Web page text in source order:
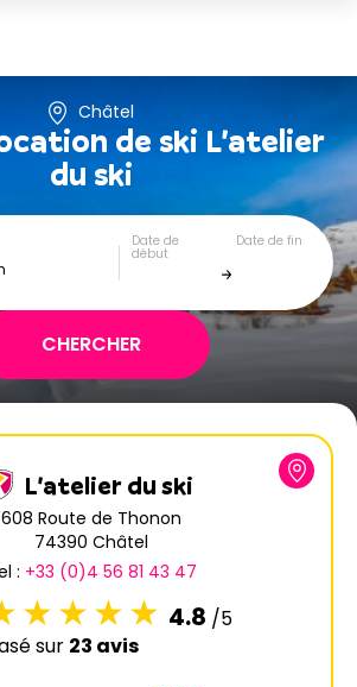
Châtel
de ski L'atelier
du ski
Date de
début
Date de fin
L'atelier du ski
608 Route de Thonon
74390 Châtel
: +33 (0)4 56 81 43 47
4.8 /5
sur 23 avis